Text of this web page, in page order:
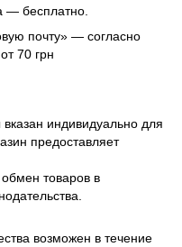
— бесплатно.
почту» — согласно
70 грн
индивидуально для
предоставляет
товаров в
возможен в течение